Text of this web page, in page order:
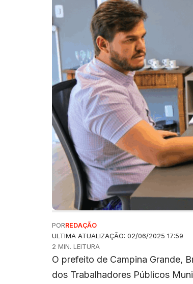
ULTIMA ATUALIZAÇÃO: 02/06/2025 17:59
PORREDAÇÃO
2 MIN. LEITURA
O prefeito de Campina Grande,
dos Trabalhadores Públicos